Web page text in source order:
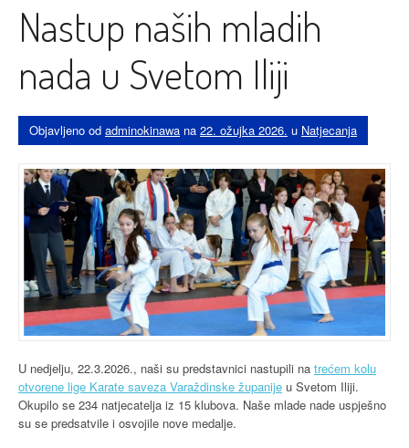
Nastup naših mladih
nada u Svetom Iliji
Objavljeno od adminokinawa na 22. ožujka 2026. u Natjecanja
U nedjelju, 22.3.2026., naši su predstavnici nastupili na trećem kolu
otvorene lige Karate saveza Varaždinske županije u Svetom Iliji.
Okupilo se 234 natjecatelja iz 15 klubova. Naše mlade nade uspješno
su se predsatvile i osvojile nove medalje.